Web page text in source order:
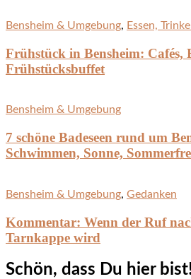
Bensheim & Umgebung, Essen,
Frühstück in Bensheim: Cafés,
Frühstücksbuffet
Bensheim & Umgebung
7 schöne Badeseen rund um
Schwimmen, Sonne,
Bensheim & Umgebung, Gedanken
Kommentar: Wenn der Ruf
Tarnkappe wird
Schön, dass Du hier bist!